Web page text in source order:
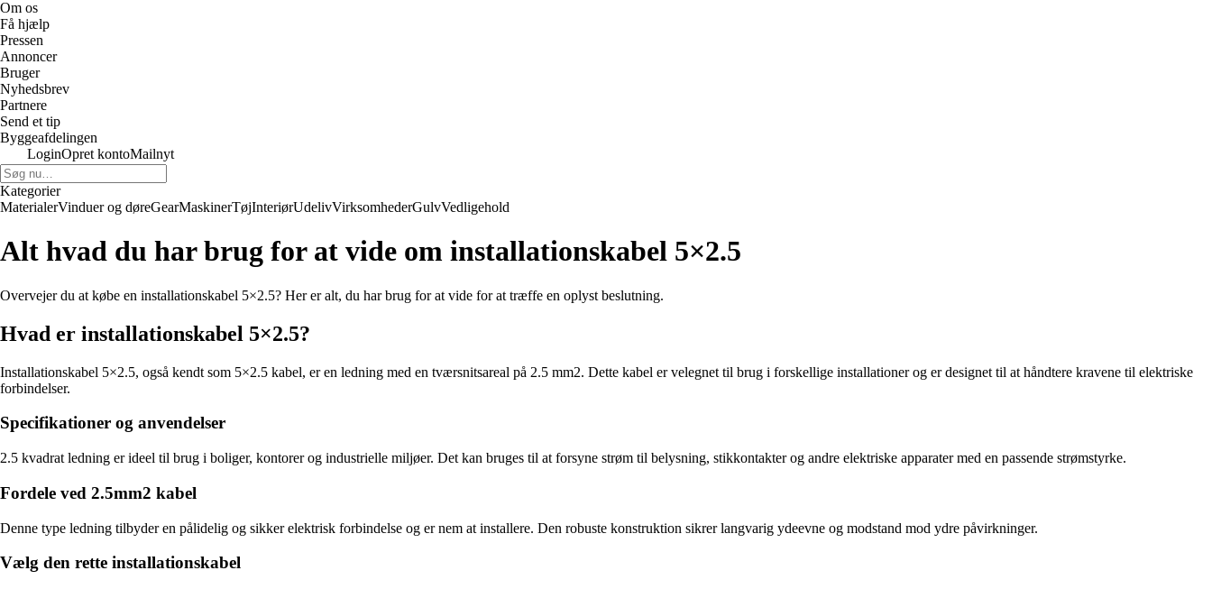
Om os
Få hjælp
Pressen
Annoncer
Bruger
Nyhedsbrev
Partnere
Send et tip
Byggeafdelingen
LoginOpret kontoMailnyt
Kategorier
MaterialerVinduer og døreGearMaskinerTøjInteriørUdelivVirksomhederGulvVedligehold
Alt hvad du har brug for at vide om installationskabel 5×2.5
Overvejer du at købe en installationskabel 5×2.5? Her er alt, du har brug for at vide for at træffe en oplyst beslutning.
Hvad er installationskabel 5×2.5?
Installationskabel 5×2.5, også kendt som 5×2.5 kabel, er en ledning med en tværsnitsareal på 2.5 mm2. Dette kabel er velegnet til brug i forskellige installationer og er designet til at håndtere kravene til elektriske
forbindelser.
Specifikationer og anvendelser
2.5 kvadrat ledning er ideel til brug i boliger, kontorer og industrielle miljøer. Det kan bruges til at forsyne strøm til belysning, stikkontakter og andre elektriske apparater med en passende strømstyrke.
Fordele ved 2.5mm2 kabel
Denne type ledning tilbyder en pålidelig og sikker elektrisk forbindelse og er nem at installere. Den robuste konstruktion sikrer langvarig ydeevne og modstand mod ydre påvirkninger.
Vælg den rette installationskabel